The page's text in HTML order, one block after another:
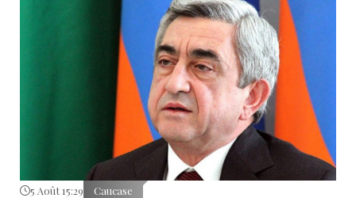
5 Août 15:29 Caucase